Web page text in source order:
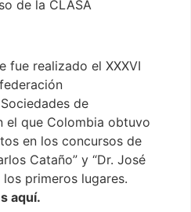
fue realizado el XXXVI
de
el que Colombia obtuvo
en los concursos de
Cataño” y “Dr. José
los primeros lugares.
aquí.